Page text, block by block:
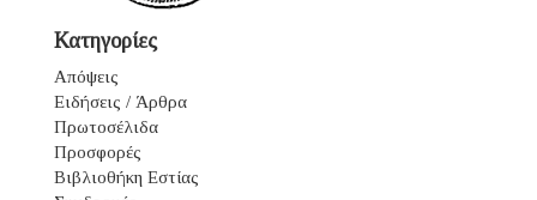
Κατηγορίες
Απόψεις
Ειδήσεις / Άρθρα
Πρωτοσέλιδα
Προσφορές
Βιβλιοθήκη Εστίας